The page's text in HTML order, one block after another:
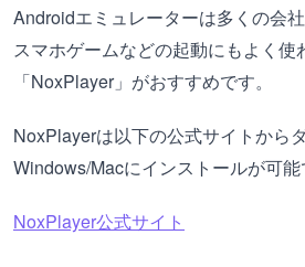
Androidエミュレーターは多くの会
スマホゲームなどの起動にもよく使
「NoxPlayer」がおすすめです。
NoxPlayerは以下の公式サイトから
Windows/Macにインストールが可能
NoxPlayer公式サイト